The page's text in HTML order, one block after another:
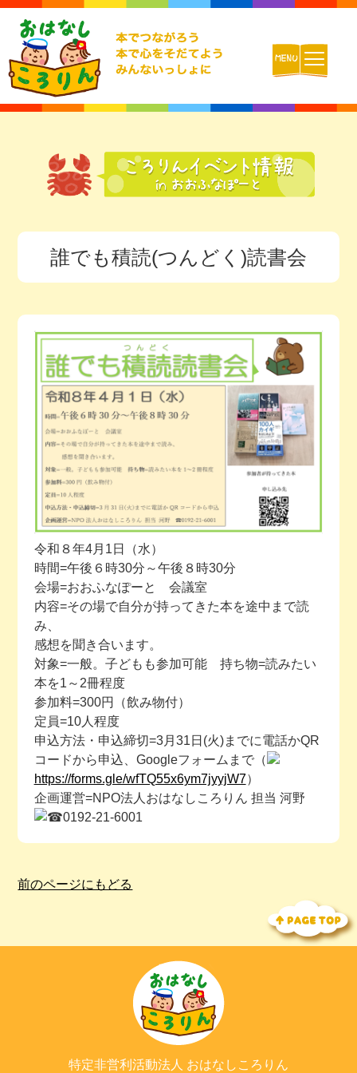
おはなしころりんとは
チームの紹介
動画配信
今月の予定
ファンクラブのご案内
お問い合わせ
誰でも積読(つんどく)読書会
令和８年4月1日（水）
時間=午後６時30分～午後８時30分
会場=おおふなぽーと 会議室
内容=その場で自分が持ってきた本を途中まで読
み、
感想を聞き合います。
対象=一般。子どもも参加可能 持ち物=読みたい
本を1～2冊程度
参加料=300円（飲み物付）
定員=10人程度
申込方法・申込締切=3月31日(火)までに電話かQR
コードから申込、Googleフォームまで（
https://forms.gle/wfTQ55x6ym7jyyjW7）
企画運営=NPO法人おはなしころりん 担当 河野
0192-21-6001
前のページにもどる
特定非営利活動法人 おはなしころりん